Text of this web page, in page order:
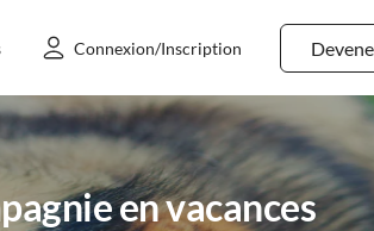
Connexion/Inscription
en vacances